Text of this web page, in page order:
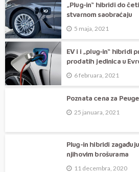
„Plug-in“ hibridi do
stvarnom saobraćaju
5 maja, 2021
EV i i „plug-in“ hibridi
prodatih jedinica u
6 februara, 2021
Poznata cena za
25 januara, 2021
Plug-in hibridi
njihovim brošurama
11 decembra, 2020